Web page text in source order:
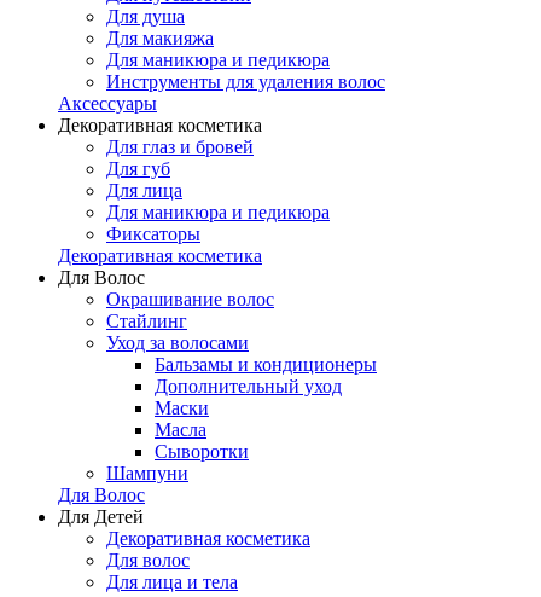
Для душа
Для макияжа
Для маникюра и педикюра
Инструменты для удаления волос
Аксессуары
Декоративная косметика
Для глаз и бровей
Для губ
Для лица
Для маникюра и педикюра
Фиксаторы
Декоративная косметика
Для Волос
Окрашивание волос
Стайлинг
Уход за волосами
Бальзамы и кондиционеры
Дополнительный уход
Маски
Масла
Сыворотки
Шампуни
Для Волос
Для Детей
Декоративная косметика
Для волос
Для лица и тела